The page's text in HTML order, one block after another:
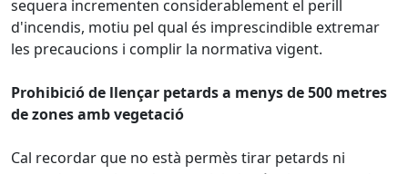
sequera incrementen considerablement el perill
d'incendis, motiu pel qual és imprescindible extremar
les precaucions i complir la normativa vigent.
Prohibició de llençar petards a menys de 500 metres
de zones amb vegetació
Cal recordar que no està permès tirar petards ni